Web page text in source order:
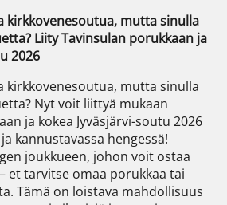
kirkkovenesoutua, mutta sinulla
Liity Tavinsulan porukkaan ja
2026
kirkkovenesoutua, mutta sinulla
Nyt voit liittyä mukaan
ja kokea Jyväsjärvi-soutu 2026
kannustavassa hengessä!
joukkueen, johon voit ostaa
et tarvitse omaa porukkaa tai
Tämä on loistava mahdollisuus